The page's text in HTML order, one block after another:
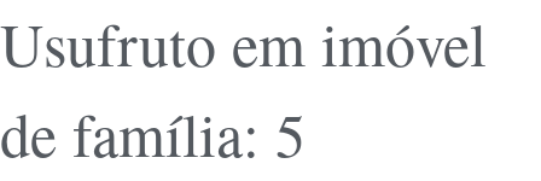
Usufruto em imóvel
de família: 5